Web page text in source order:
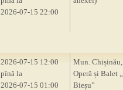
2026-07-15 22:00
2026-07-15 12:00
pînă la
2026-07-15 01:00
Mun.
Operă și Balet
Bieșu”